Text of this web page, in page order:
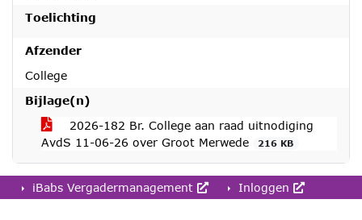
Toelichting
Afzender
College
Bijlage(n)
2026-182 Br. College aan raad uitnodiging
AvdS 11-06-26 over Groot Merwede
216 KB
iBabs Vergadermanagement Inloggen